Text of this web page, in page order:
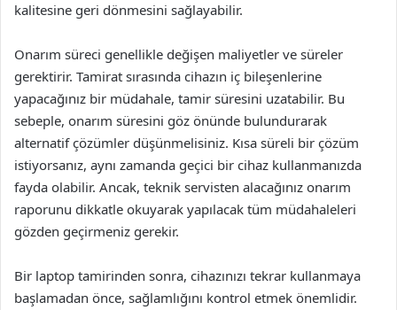
kalitesine geri dönmesini sağlayabilir.
Onarım süreci genellikle değişen maliyetler ve süreler
gerektirir. Tamirat sırasında cihazın iç bileşenlerine
yapacağınız bir müdahale, tamir süresini uzatabilir. Bu
sebeple, onarım süresini göz önünde bulundurarak
alternatif çözümler düşünmelisiniz. Kısa süreli bir çözüm
istiyorsanız, aynı zamanda geçici bir cihaz kullanmanızda
fayda olabilir. Ancak, teknik servisten alacağınız onarım
raporunu dikkatle okuyarak yapılacak tüm müdahaleleri
gözden geçirmeniz gerekir.
Bir laptop tamirinden sonra, cihazınızı tekrar kullanmaya
başlamadan önce, sağlamlığını kontrol etmek önemlidir.